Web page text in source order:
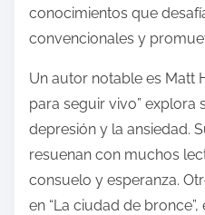
conocimientos que
convencionales y
Un autor notable es Matt
para seguir vivo” explora
depresión y la ansiedad.
resuenan con muchos
consuelo y esperanza.
en “La ciudad de